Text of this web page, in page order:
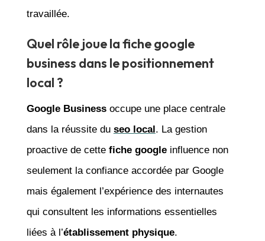
travaillée.
Quel rôle joue la fiche google
business dans le positionnement
local ?
Google Businessoccupe une place centrale
dans la réussite du seo local. La gestion
proactive de cette fiche googleinfluence non
seulement la confiance accordée par Google
mais également l’expérience des internautes
qui consultent les informations essentielles
liées à l’établissement physique.